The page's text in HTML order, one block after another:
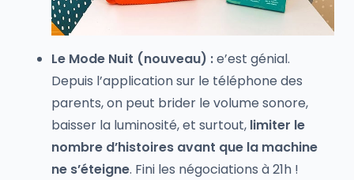
Le Mode Nuit (nouveau) :e’est génial.
Depuis l’application sur le téléphone des
parents, on peut brider le volume sonore,
baisser la luminosité, et surtout, limiter le
nombre d’histoires avant que la machine
ne s’éteigne. Fini les négociations à 21h !